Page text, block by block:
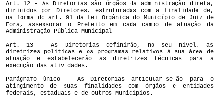
Art. 12 - As Diretorias são órgãos da administração direta,
dirigidos por Diretores, estruturadas com a finalidade de,
na forma do art. 91 da Lei Orgânica do Município de Juiz de
Fora, assessorar o Prefeito em cada campo de atuação da
Administração Pública Municipal
Art. 13 - As Diretorias definirão, no seu nível, as
diretrizes políticas e os programas relativos à sua área de
atuação e estabelecerão as diretrizes técnicas para a
execução das atividades.
Parágrafo Único - As Diretorias articular-se-ão para o
atingimento de suas finalidades com órgãos e entidades
federais, estaduais e de outros Municípios.